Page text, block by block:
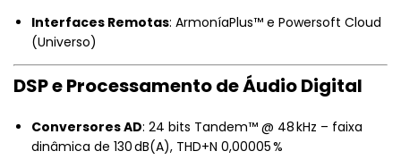
Interfaces Remotas: ArmoníaPlus™ e Powersoft Cloud
(Universo)
DSP e Processamento de Áudio Digital
Conversores AD: 24 bits Tandem™ @ 48 kHz – faixa
dinâmica de 130 dB(A), THD+N 0,00005 %